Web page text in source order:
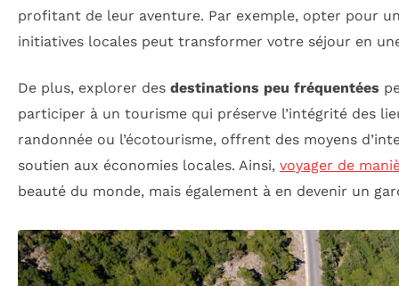
profitant de leur aventure. Par exemple, opter pour
initiatives locales peut transformer votre séjour en
De plus, explorer des destinations peu fréquentées
participer à un tourisme qui préserve l’intégrité des
randonnée ou l’écotourisme, offrent des moyens
soutien aux économies locales. Ainsi, voyager de
beauté du monde, mais également à en devenir un